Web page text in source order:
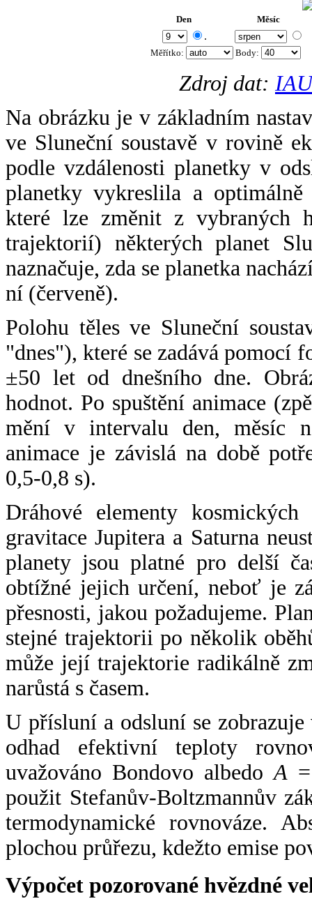
Den Měsíc
.
Měřítko: Body:
Zdroj dat:
Na obrázku je v základním
ve Sluneční soustavě v rovině
podle vzdálenosti planetky v
planetky vykreslila a
které lze změnit z vybraných
trajektorií) některých planet
naznačuje, zda se planetka
ní (červeně).
Polohu těles ve Sluneční
"dnes"), které se zadává pomocí
±50 let od dnešního dne.
hodnot. Po spuštění animace
mění v intervalu den, měsíc
animace je závislá na době
0,5-0,8 s).
Dráhové elementy
gravitace Jupitera a Saturna
planety jsou platné pro delší
obtížné jejich určení, neboť je
přesnosti, jakou požadujeme.
stejné trajektorii po několik
může její trajektorie radikálně
narůstá s časem.
U přísluní a odsluní se
odhad efektivní teploty
uvažováno Bondovo albedoA
použit Stefanův-Boltzmannův
termodynamické rovnováze.
plochou průřezu, kdežto emise
Výpočet pozorované hvězdné